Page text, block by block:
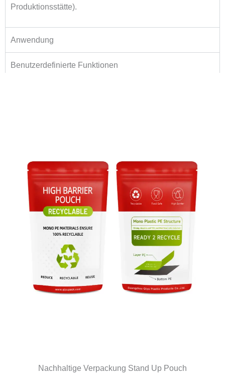
Produktionsstätte).
Anwendung
Benutzerdefinierte Funktionen
Nachhaltige Verpackung Stand Up Pouch